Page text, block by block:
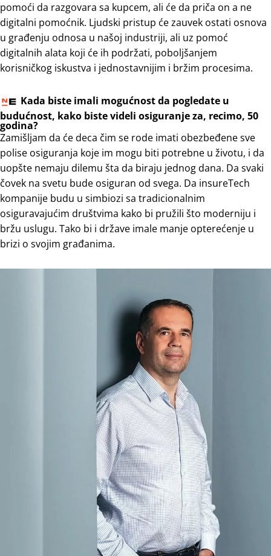
pomoći da razgovara sa kupcem, ali će da priča on a ne
digitalni pomoćnik. Ljudski pristup će zauvek ostati osnova
u građenju odnosa u našoj industriji, ali uz pomoć
digitalnih alata koji će ih podržati, poboljšanjem
korisničkog iskustva i jednostavnijim i bržim procesima.
Kada biste imali mogućnost da pogledate u
budućnost, kako biste videli osiguranje za, recimo, 50
godina?
Zamišljam da će deca čim se rode imati obezbeđene sve
polise osiguranja koje im mogu biti potrebne u životu, i da
uopšte nemaju dilemu šta da biraju jednog dana. Da svaki
čovek na svetu bude osiguran od svega. Da insureTech
kompanije budu u simbiozi sa tradicionalnim
osiguravajućim društvima kako bi pružili što moderniju i
bržu uslugu. Tako bi i države imale manje opterećenje u
brizi o svojim građanima.